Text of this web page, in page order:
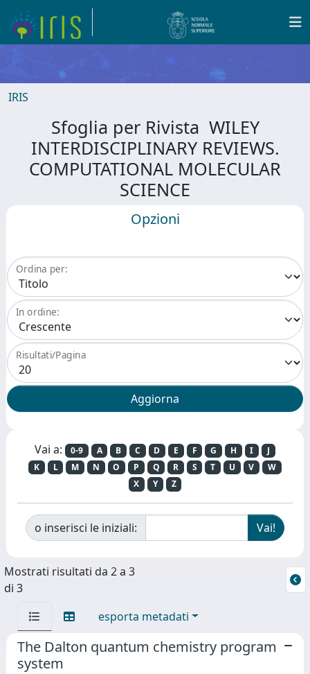
IRIS
Sfoglia per Rivista WILEY
INTERDISCIPLINARY REVIEWS.
COMPUTATIONAL MOLECULAR
SCIENCE
Opzioni
Ordina per:
In ordine:
Risultati/Pagina
Vai a: 0-9 A B C D E F G H I
J
K
L M N O P Q R S T U V
W
X
Y Z
o inserisci le iniziali:
Mostrati risultati da 2 a 3
di 3
esporta metadati
The Dalton quantum chemistry program
system